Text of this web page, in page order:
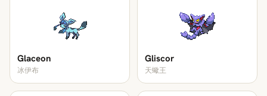
Glaceon
冰伊布
Gliscor
天蠍王